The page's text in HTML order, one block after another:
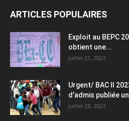
ARTICLES POPULAIRES
Exploit au BEPC
obtient une...
juillet 21, 2023
Urgent/ BAC II
d’admis publiée
juillet 29, 2023